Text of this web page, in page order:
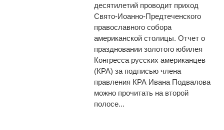
десятилетий проводит приход
Свято-Иоанно-Предтеченского
православного собора
американской столицы. Отчет о
праздновании золотого юбилея
Конгресса русских американцев
(КРА) за подписью члена
правления КРА Ивана Подвалова
можно прочитать на второй
полосе...